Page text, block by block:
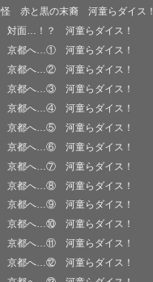
赤と黒の末裔 河童らダイス！
対面…！？ 河童らダイス！
京都へ…① 河童らダイス！
京都へ…② 河童らダイス！
京都へ…③ 河童らダイス！
京都へ…④ 河童らダイス！
京都へ…⑤ 河童らダイス！
京都へ…⑥ 河童らダイス！
京都へ…⑦ 河童らダイス！
京都へ…⑧ 河童らダイス！
京都へ…⑨ 河童らダイス！
京都へ…⑩ 河童らダイス！
京都へ…⑪ 河童らダイス！
京都へ…⑫ 河童らダイス！